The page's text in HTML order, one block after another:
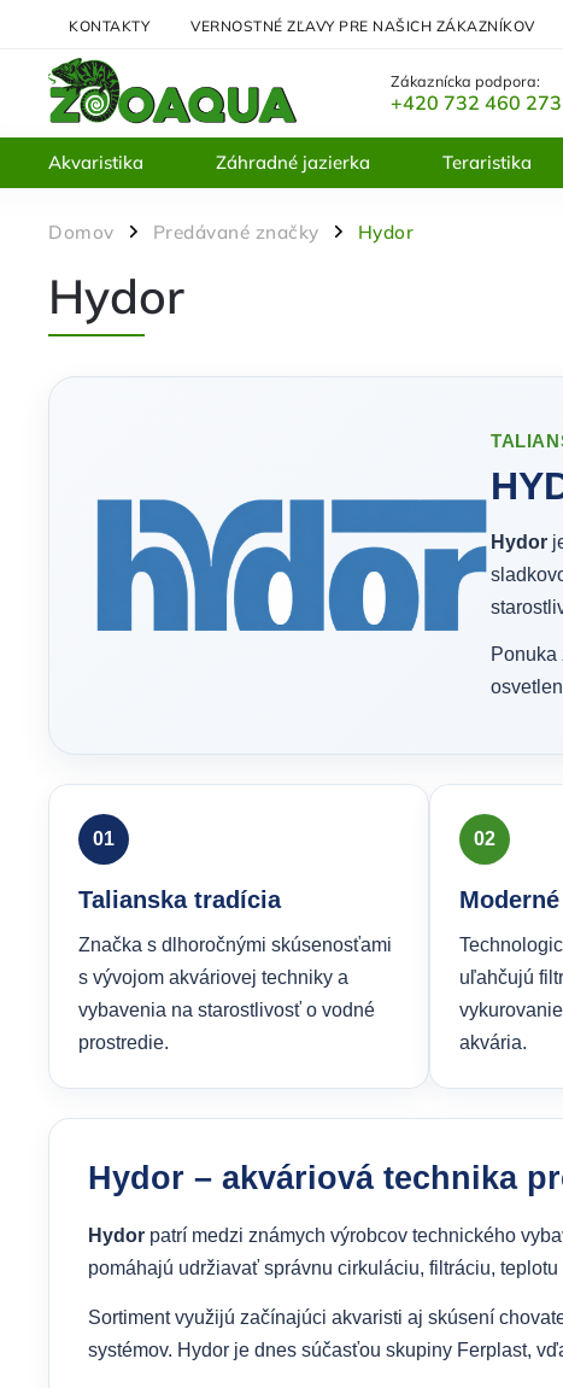
KONTAKTY VERNOSTNÉ ZĽAVY PRE NAŠICH ZÁKAZNÍKOV
Zákaznícka podpora:
+420 732 460 273
Akvaristika Záhradné jazierka Teraristika
Domov / Predávané značky / Hydor
Hydor
Hydor
Ponuka
01
Talianska tradícia
Značka s dlhoročnými skúsenosťami
s vývojom akváriovej techniky a
vybavenia na starostlivosť o vodné
prostredie.
02
uľahčujú
akvária.
Hydor – akváriová technika
Hydor patrí medzi známych výrobcov technického
pomáhajú udržiavať správnu cirkuláciu, filtráciu, teplotu
Sortiment využijú začínajúci akvaristi aj skúsení
systémov. Hydor je dnes súčasťou skupiny Ferplast,